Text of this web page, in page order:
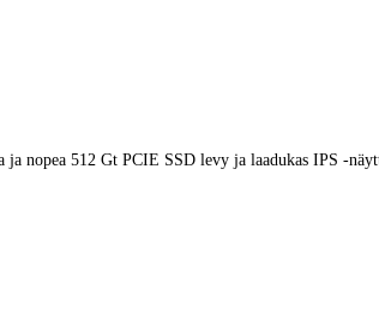
512 Gt PCIE SSD levy ja laadukas IPS -